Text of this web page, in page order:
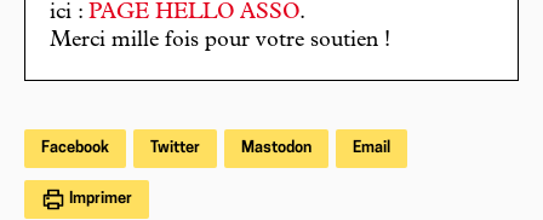
ici : PAGE HELLO ASSO.
Merci mille fois pour votre soutien !
Facebook Twitter Mastodon Email
Imprimer